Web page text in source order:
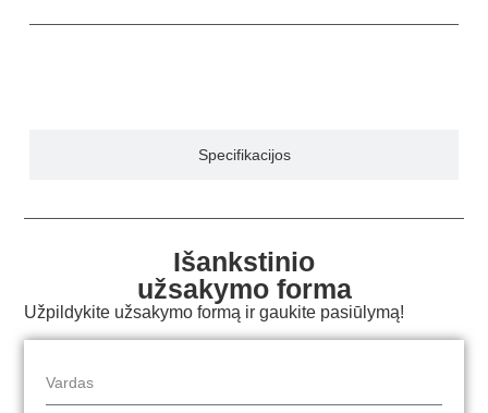
Specifikacijos
Išankstinio
užsakymo forma
Užpildykite užsakymo formą ir gaukite pasiūlymą!